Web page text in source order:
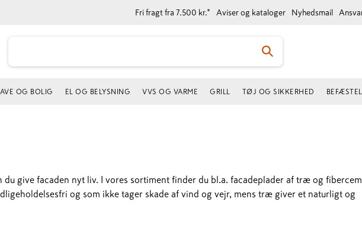
Fri fragt fra 7.500 kr.* Aviser og kataloger Nyhedsmail
OG BOLIG EL OG BELYSNING VVS OG VARME GRILL TØJ OG SIKKERHED
give facaden nyt liv. I vores sortiment finder du bl.a. facadeplader af træ og
og som ikke tager skade af vind og vejr, mens træ giver et naturligt og